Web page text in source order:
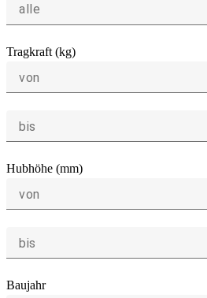
alle
Tragkraft (kg)
von
bis
Hubhöhe (mm)
von
bis
Baujahr